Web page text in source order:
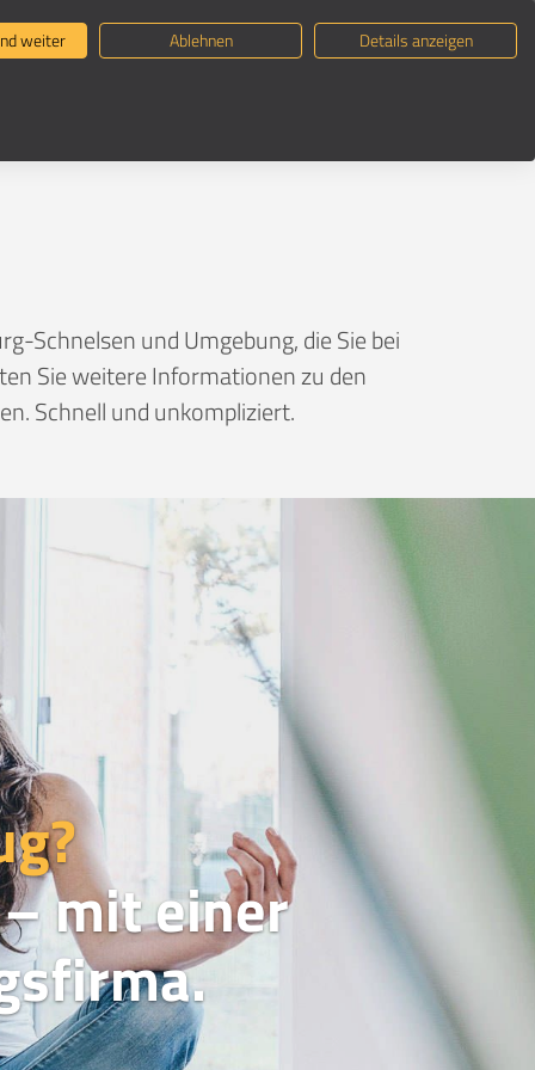
suchen Umzugsratgeber
Schnelsen und Umgebung, die Sie bei
Sie weitere Informationen zu den
Schnell und unkompliziert.
mit einer
weiter Ablehnen Details anzeigen